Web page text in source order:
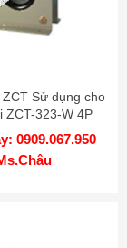
ZCT Sử dụng cho
ZCT-323-W 4P
Mitsubishi
0909.067.950